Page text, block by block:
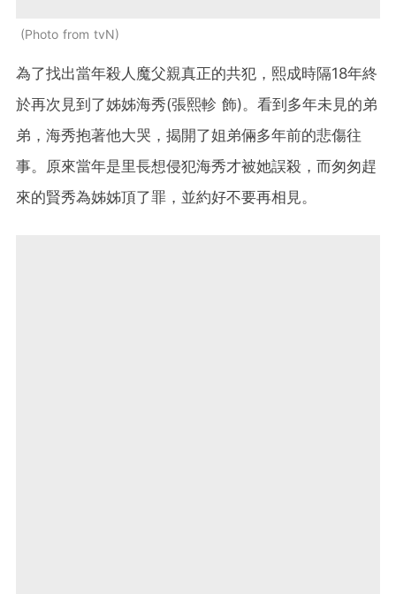
Photo from tvN
為了找出當年殺人魔父親真正的共犯，熙成時隔18年終
於再次見到了姊姊海秀(張熙軫 飾)。看到多年未見的弟
弟，海秀抱著他大哭，揭開了姐弟倆多年前的悲傷往
事。原來當年是里長想侵犯海秀才被她誤殺，而匆匆趕
來的賢秀為姊姊頂了罪，並約好不要再相見。